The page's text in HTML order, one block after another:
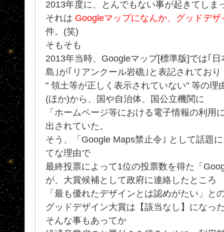
2013年度に、とんでもない事が起きてしま
それは Googleマップになんか、グッドデ
件。(笑)
そもそも
2013年当時、Googleマップ[標準版]では｢
島｣が｢リアンクール岩礁｣と表記されており
" 領土等が正しく表示されていない" 等の理
(ほか)から、国や自治体、国公立機関に
「ホームページ等における電子情報の利用
出されていた。
そう、「Google Maps禁止令｣ として話題
てな理由で
最終投票によって1位の投票数を得た「
が、大賞候補として政府に連絡したところ
「最も優れたデザインとは認めがたい」と
グッドデザイン大賞は【該当なし】になっ
そんな事もあってか